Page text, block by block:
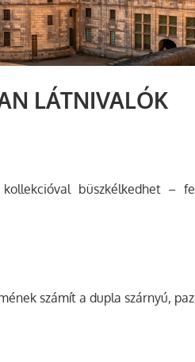
LÁTNIVALÓK
büszkélkedhet –
számít a dupla szárnyú,